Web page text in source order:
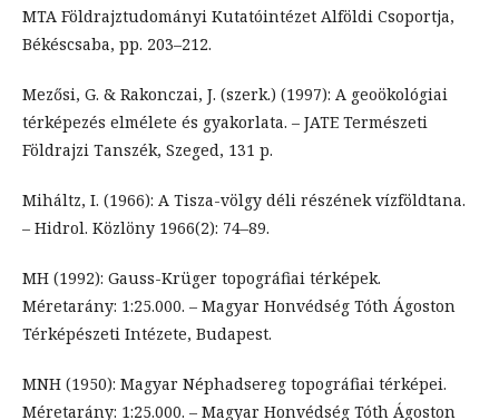
MTA Földrajztudományi Kutatóintézet Alföldi Csoportja,
Békéscsaba, pp. 203–212.
Mezősi, G. & Rakonczai, J. (szerk.) (1997): A geoökológiai
térképezés elmélete és gyakorlata. – JATE Természeti
Földrajzi Tanszék, Szeged, 131 p.
Miháltz, I. (1966): A Tisza-völgy déli részének vízföldtana.
– Hidrol. Közlöny 1966(2): 74–89.
MH (1992): Gauss-Krüger topográfiai térképek.
Méretarány: 1:25.000. – Magyar Honvédség Tóth Ágoston
Térképészeti Intézete, Budapest.
MNH (1950): Magyar Néphadsereg topográfiai térképei.
Méretarány: 1:25.000. – Magyar Honvédség Tóth Ágoston